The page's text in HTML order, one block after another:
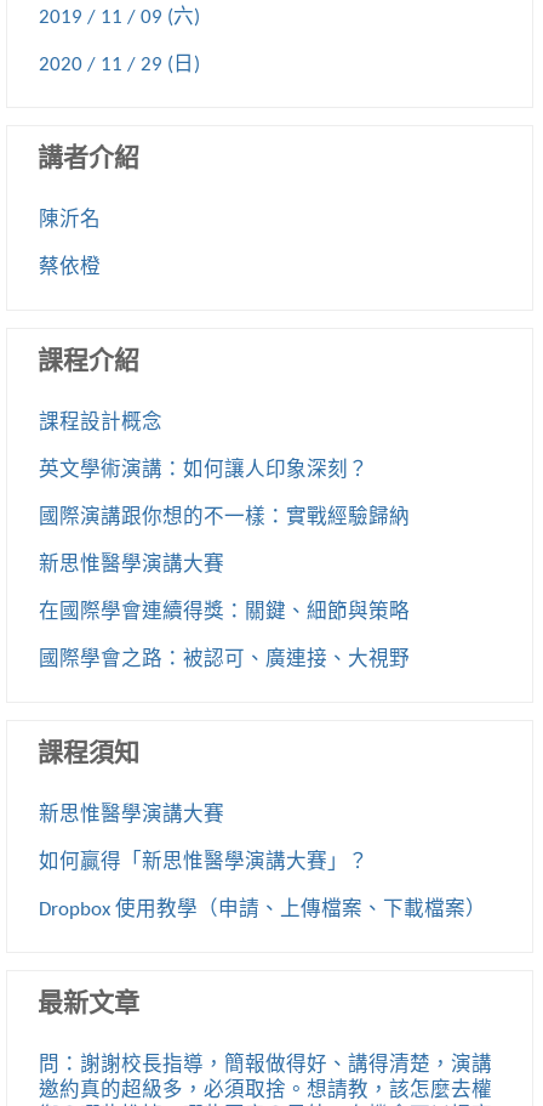
2019 / 11 / 09 (六)
2020 / 11 / 29 (日)
講者介紹
陳沂名
蔡依橙
課程介紹
課程設計概念
英文學術演講：如何讓人印象深刻？
國際演講跟你想的不一樣：實戰經驗歸納
新思惟醫學演講大賽
在國際學會連續得獎：關鍵、細節與策略
國際學會之路：被認可、廣連接、大視野
課程須知
新思惟醫學演講大賽
如何贏得「新思惟醫學演講大賽」？
Dropbox 使用教學（申請、上傳檔案、下載檔案）
最新文章
問：謝謝校長指導，簡報做得好、講得清楚，演講
邀約真的超級多，必須取捨。想請教，該怎麼去權